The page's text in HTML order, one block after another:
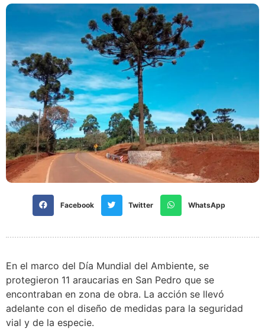
Facebook Twitter WhatsApp
En el marco del Día Mundial del Ambiente, se
protegieron 11 araucarias en San Pedro que se
encontraban en zona de obra. La acción se llevó
adelante con el diseño de medidas para la seguridad
vial y de la especie.